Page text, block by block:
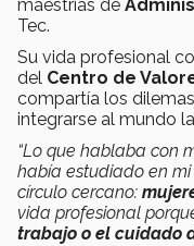
maestrías de
Tec.
Su vida profesional
del Centro de
compartía los
integrarse al mundo
“Lo que hablaba con
había estudiado en
círculo cercano:
vida profesional
trabajo o el cuidado